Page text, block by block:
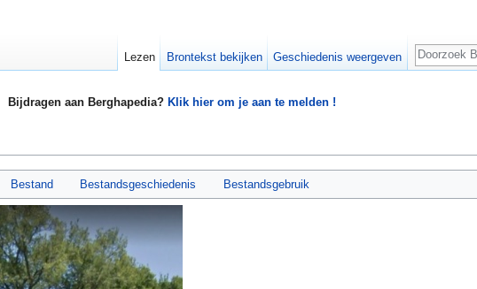
Bijdragen aan Berghapedia? Klik hier om je aan te melden !
Bestand Bestandsgeschiedenis Bestandsgebruik
Lezen Brontekst bekijken Geschiedenis weergeven
Zoeken